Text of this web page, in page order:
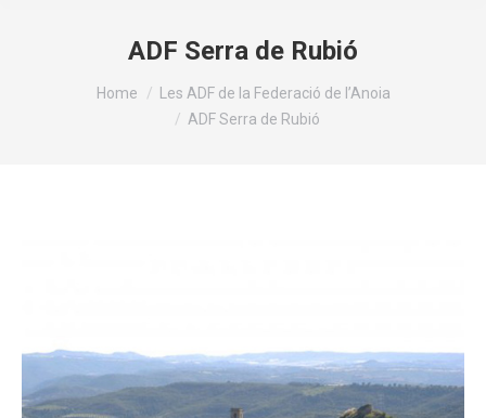
ADF Serra de Rubió
You are here:Home
Les ADF de la Federació de l’Anoia
ADF Serra de Rubió